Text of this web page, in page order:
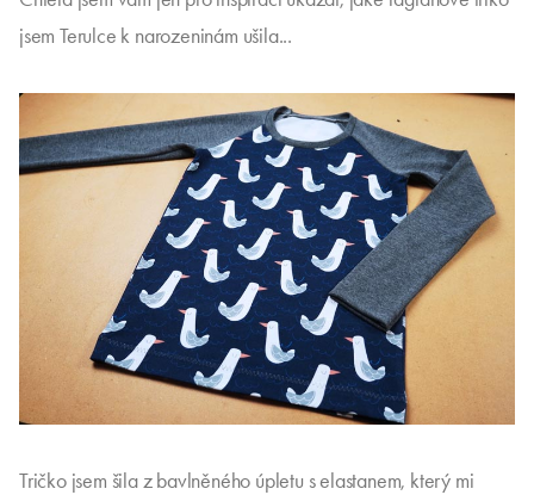
jsem Terulce k narozeninám ušila...
Tričko jsem šila z bavlněného úpletu s elastanem, který mi